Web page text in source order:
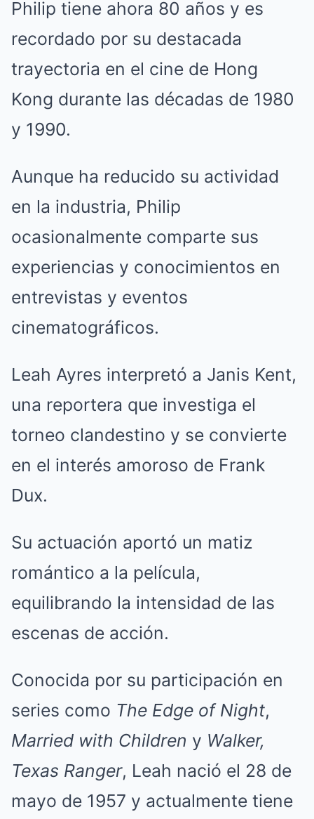
Philip tiene ahora 80 años y es
recordado por su destacada
trayectoria en el cine de Hong
Kong durante las décadas de 1980
y 1990.
Aunque ha reducido su actividad
en la industria, Philip
ocasionalmente comparte sus
experiencias y conocimientos en
entrevistas y eventos
cinematográficos.
Leah Ayres interpretó a Janis Kent,
una reportera que investiga el
torneo clandestino y se convierte
en el interés amoroso de Frank
Dux.
Su actuación aportó un matiz
romántico a la película,
equilibrando la intensidad de las
escenas de acción.
Conocida por su participación en
series como The Edge of Night,
Married with Children y Walker,
Texas Ranger, Leah nació el 28 de
mayo de 1957 y actualmente tiene